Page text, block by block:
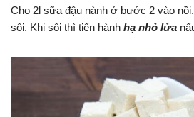
Cho 2l sữa đậu nành ở bước 2 vào
sôi. Khi sôi thì tiến hành hạ nhỏ lửa